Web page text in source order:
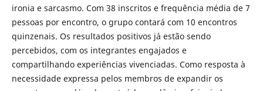
ironia e sarcasmo. Com 38 inscritos e frequência média de 7
pessoas por encontro, o grupo contará com 10 encontros
quinzenais. Os resultados positivos já estão sendo
percebidos, com os integrantes engajados e
compartilhando experiências vivenciadas. Como resposta à
necessidade expressa pelos membros de expandir os